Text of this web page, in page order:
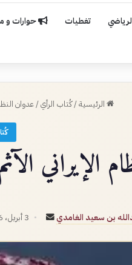
تغطيات حوارات و
الرئيسية/كُتاب الرأي/عدوان
الإيراني
بن سعيد الغامدي
أرسل
إلكترونيا
3 أبريل، 2026